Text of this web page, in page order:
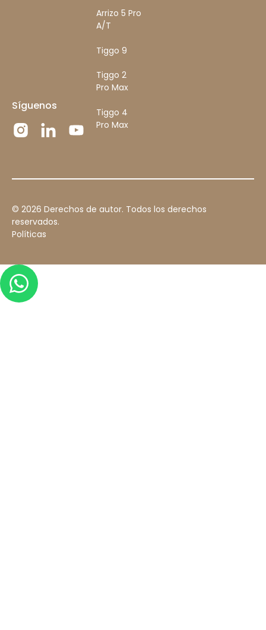
Síguenos
Arrizo 5 Pro
A/T
Tiggo 9
Tiggo 2
Pro Max
Tiggo 4
Pro Max
© 2026 Derechos de autor. Todos los derechos
reservados.
Políticas